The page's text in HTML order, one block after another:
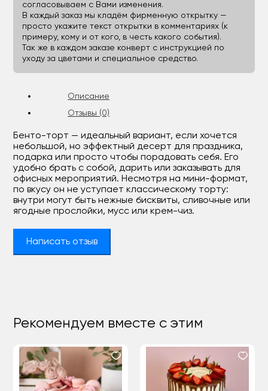
согласовываем с Вами изменения.
В каждый заказ мы кладём фирменную открытку —
просто укажите текст открытки в комментариях (к
примеру, кому и от кого, в честь какого события).
Так же в каждом заказе конверт с инструкцией по
уходу за цветами и специальное средство.
Описание
Отзывы (0)
Бенто-торт — идеальный вариант, если хочется
небольшой, но эффектный десерт для праздника,
подарка или просто чтобы порадовать себя. Его
удобно брать с собой, дарить или заказывать для
офисных мероприятий. Несмотря на мини-формат,
по вкусу он не уступает классическому торту:
внутри могут быть нежные бисквиты, сливочные или
ягодные прослойки, мусс или крем-чиз.
Написать отзыв
Рекомендуем вместе с этим